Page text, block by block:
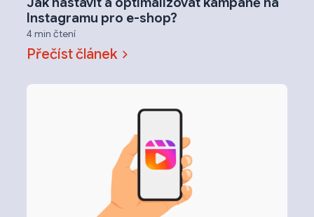
Instagramu pro e-shop?
4 min čtení
Přečíst článek